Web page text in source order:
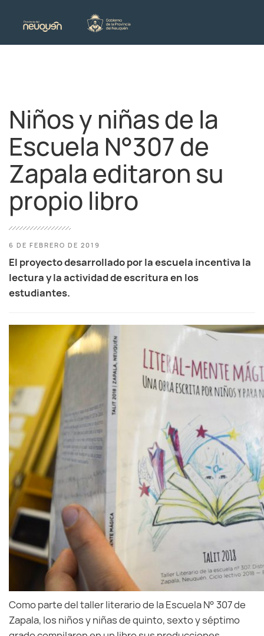
Niños y niñas de la
Escuela N°307 de
Zapala editaron su
propio libro
6 DE FEBRERO DE 2019
El proyecto desarrollado por la escuela incentiva la
lectura y la actividad de escritura en los
estudiantes.
Como parte del taller literario de la Escuela N° 307 de
Zapala, los niños y niñas de quinto, sexto y séptimo